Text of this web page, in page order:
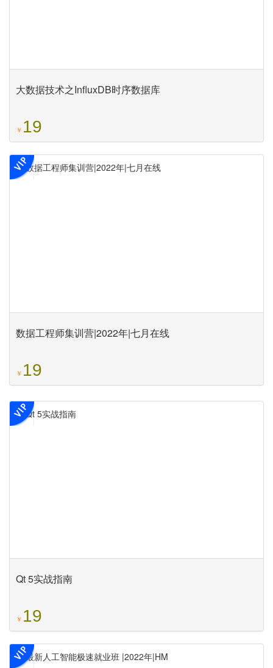
大数据技术之InfluxDB时序数据库
￥ 19
数据工程师集训营|2022年|七月在线
￥ 19
Qt 5实战指南
￥ 19